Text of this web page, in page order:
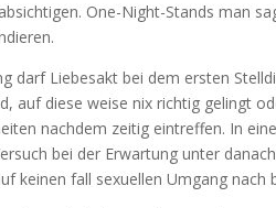
One-Night-Stands man
darf Liebesakt bei dem ersten
auf diese weise nix richtig gelingt
nachdem zeitig eintreffen. In
bei der Erwartung unter
keinen fall sexuellen Umgang nach